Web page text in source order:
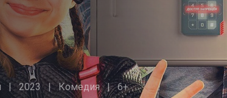
2023 Комедия 6+